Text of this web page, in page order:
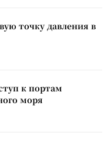
точку давления в
к портам
моря